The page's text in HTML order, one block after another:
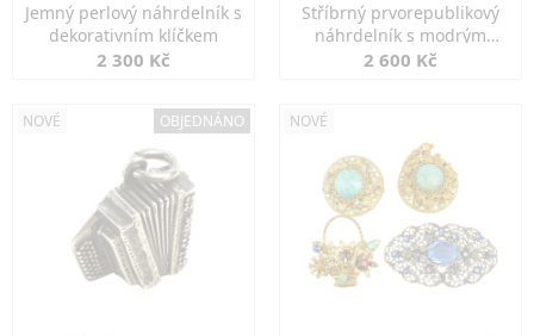
Jemný perlový náhrdelník s
dekorativním klíčkem
2 300 Kč
Stříbrný prvorepublikový
náhrdelník s modrým
spinelem
2 600 Kč
NOVÉ OBJEDNÁNO NOVÉ